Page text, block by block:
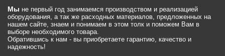
Мы не первый год занимаемся производством и реализацией
оборудования, а так же расходных материалов, предложенных на
нашем сайте, знаем и понимаем в этом толк и поможем Вам в
выборе необходимого товара.
Обратившись к нам - вы приобретаете гарантию, качество и
надежность!